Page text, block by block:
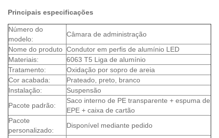
Principais especificações
Número do
modelo:
Câmara de administração
Nome do produto Condutor em perfis de alumínio LED
Materiais:
6063 T5 Liga de alumínio
Tratamento:
Oxidação por sopro de areia
Cor acabada:
Prateado, preto, branco
Instalação:
Suspensão
Pacote padrão:
Saco interno de PE transparente + espuma de
EPE + caixa de cartão
Pacote
personalizado:
Disponível mediante pedido